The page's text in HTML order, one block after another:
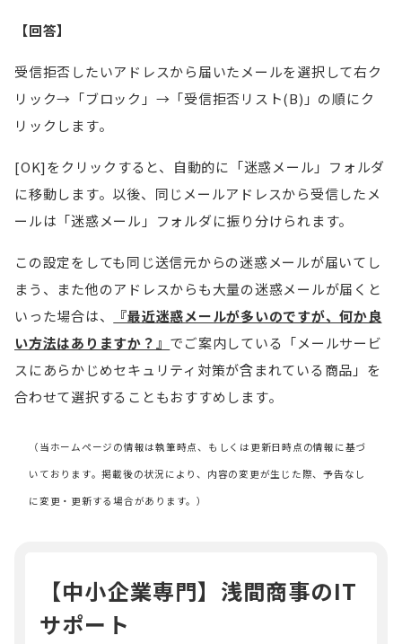
【回答】
受信拒否したいアドレスから届いたメールを選択して右ク
リック→「ブロック」→「受信拒否リスト(B)」の順にク
リックします。
[OK]をクリックすると、自動的に「迷惑メール」フォルダ
に移動します。以後、同じメールアドレスから受信したメ
ールは「迷惑メール」フォルダに振り分けられます。
この設定をしても同じ送信元からの迷惑メールが届いてし
まう、また他のアドレスからも大量の迷惑メールが届くと
いった場合は、
『最近迷惑メールが多いのですが、何か良
い方法はありますか？』 でご案内している「メールサービ
スにあらかじめセキュリティ対策が含まれている商品」を
合わせて選択することもおすすめします。
（当ホームページの情報は執筆時点、もしくは更新日時点の情報に基づ
いております。掲載後の状況により、内容の変更が生じた際、予告なし
に変更・更新する場合があります。）
【中小企業専門】浅間商事のIT
サポート